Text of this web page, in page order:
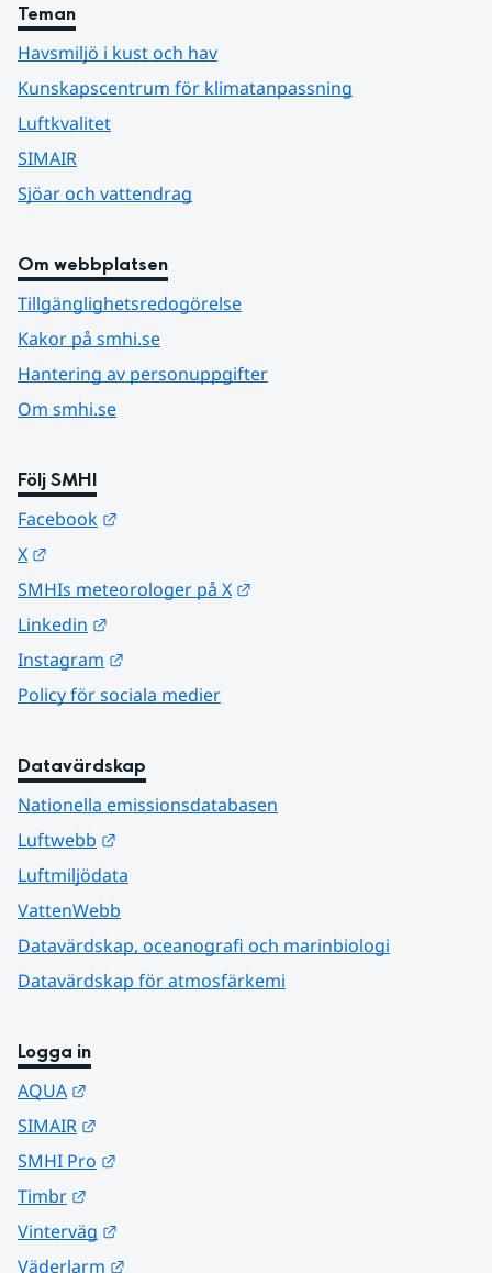
Teman
Havsmiljö i kust och hav
Kunskapscentrum för klimatanpassning
Luftkvalitet
SIMAIR
Sjöar och vattendrag
Om webbplatsen
Tillgänglighetsredogörelse
Kakor på smhi.se
Hantering av personuppgifter
Om smhi.se
Följ SMHI
Facebook
X
SMHIs meteorologer på X
Linkedin
Instagram
Policy för sociala medier
Datavärdskap
Nationella emissionsdatabasen
Luftwebb
Luftmiljödata
VattenWebb
Datavärdskap, oceanografi och marinbiologi
Datavärdskap för atmosfärkemi
Logga in
AQUA
SIMAIR
SMHI Pro
Timbr
Vinterväg
Väderlarm